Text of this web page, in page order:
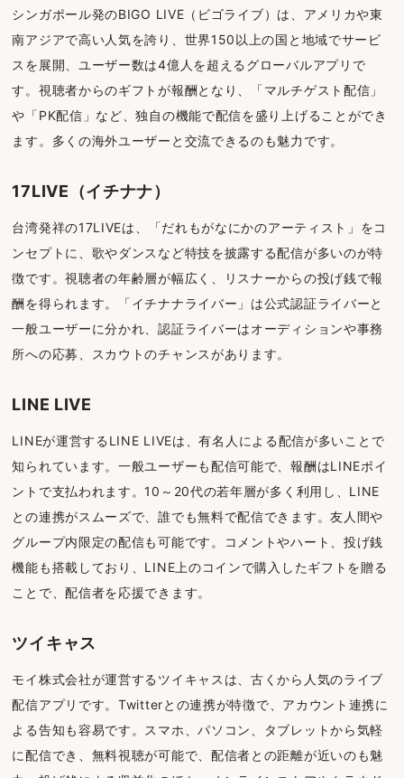
シンガポール発のBIGO LIVE（ビゴライブ）は、アメリカや東
南アジアで高い人気を誇り、世界150以上の国と地域でサービ
スを展開、ユーザー数は4億人を超えるグローバルアプリで
す。視聴者からのギフトが報酬となり、「マルチゲスト配信」
や「PK配信」など、独自の機能で配信を盛り上げることができ
ます。多くの海外ユーザーと交流できるのも魅力です。
17LIVE（イチナナ）
台湾発祥の17LIVEは、「だれもがなにかのアーティスト」をコ
ンセプトに、歌やダンスなど特技を披露する配信が多いのが特
徴です。視聴者の年齢層が幅広く、リスナーからの投げ銭で報
酬を得られます。「イチナナライバー」は公式認証ライバーと
一般ユーザーに分かれ、認証ライバーはオーディションや事務
所への応募、スカウトのチャンスがあります。
LINE LIVE
LINEが運営するLINE LIVEは、有名人による配信が多いことで
知られています。一般ユーザーも配信可能で、報酬はLINEポイ
ントで支払われます。10～20代の若年層が多く利用し、LINE
との連携がスムーズで、誰でも無料で配信できます。友人間や
グループ内限定の配信も可能です。コメントやハート、投げ銭
機能も搭載しており、LINE上のコインで購入したギフトを贈る
ことで、配信者を応援できます。
ツイキャス
モイ株式会社が運営するツイキャスは、古くから人気のライブ
配信アプリです。Twitterとの連携が特徴で、アカウント連携に
よる告知も容易です。スマホ、パソコン、タブレットから気軽
に配信でき、無料視聴が可能で、配信者との距離が近いのも魅